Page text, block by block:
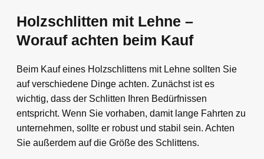
Holzschlitten mit Lehne –
Worauf achten beim Kauf
Beim Kauf eines Holzschlittens mit Lehne sollten Sie
auf verschiedene Dinge achten. Zunächst ist es
wichtig, dass der Schlitten Ihren Bedürfnissen
entspricht. Wenn Sie vorhaben, damit lange Fahrten zu
unternehmen, sollte er robust und stabil sein. Achten
Sie außerdem auf die Größe des Schlittens.